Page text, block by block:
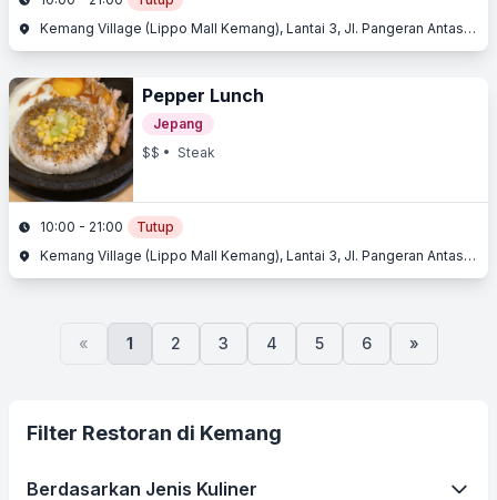
Kemang Village (Lippo Mall Kemang), Lantai 3, Jl. Pangeran Antasari, Kemang, Jakarta Selatan, Jakarta
Pepper Lunch
Jepang
$$ • Steak
10:00 - 21:00
Tutup
Kemang Village (Lippo Mall Kemang), Lantai 3, Jl. Pangeran Antasari, Kemang, Jakarta Selatan, Jakarta
« 1 2 3 4 5 6 »
Filter Restoran di Kemang
Berdasarkan Jenis Kuliner